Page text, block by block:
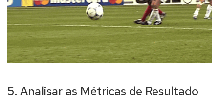
5. Analisar as Métricas de Resultado